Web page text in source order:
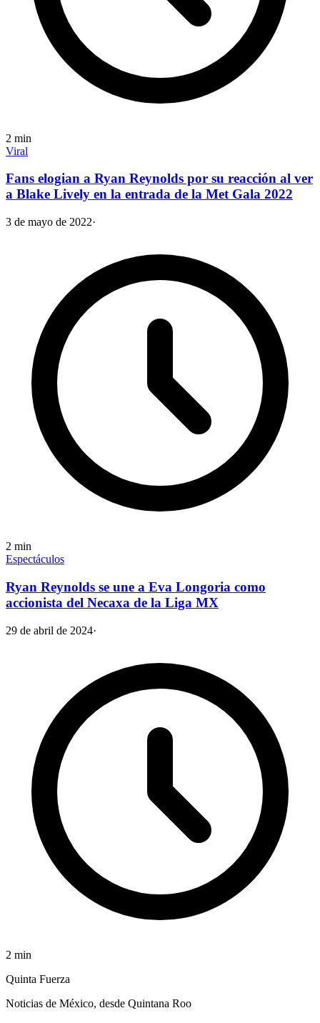
2 min
Viral
Fans elogian a Ryan Reynolds por su reacción al ver
a Blake Lively en la entrada de la Met Gala 2022
3 de mayo de 2022·
2 min
Espectáculos
Ryan Reynolds se une a Eva Longoria como
accionista del Necaxa de la Liga MX
29 de abril de 2024·
2 min
Quinta Fuerza
Noticias de México, desde Quintana Roo